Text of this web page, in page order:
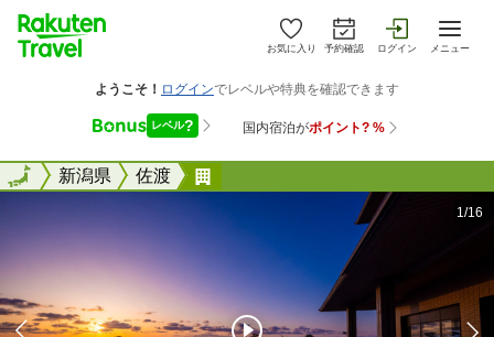
お気に入り 予約確認 ログイン メニュー
全国新潟県 佐渡
全国
1/16